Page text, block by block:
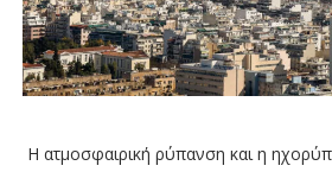
Η ατμοσφαιρική ρύπανση και η